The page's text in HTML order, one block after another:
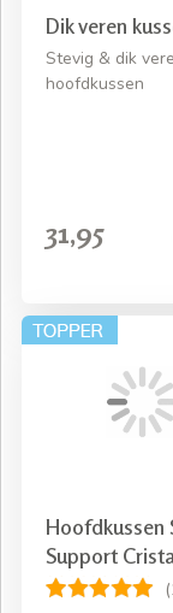
Dik veren
Stevig & dik
hoofdkussen
31,95
Hoofdkussen
Support